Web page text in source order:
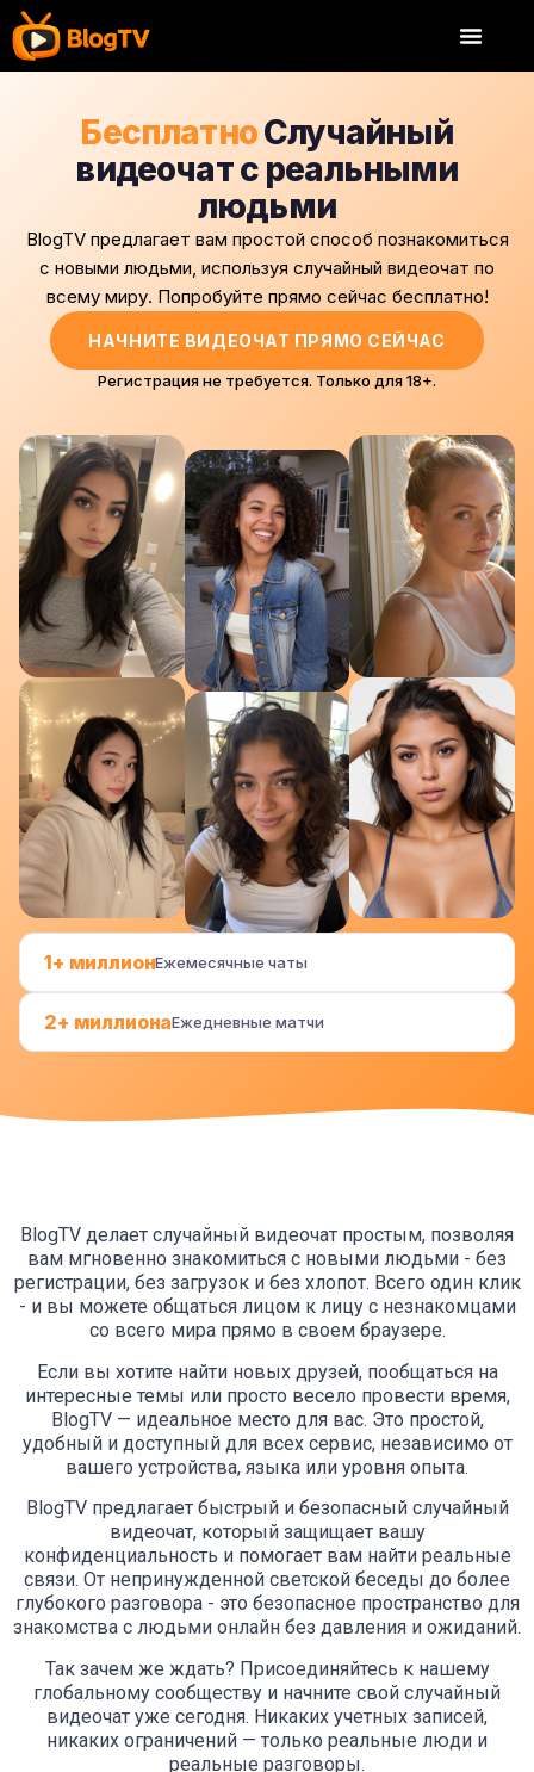
БесплатноСлучайный
видеочат с реальными
людьми
BlogTV предлагает вам простой способ познакомиться
с новыми людьми, используя случайный видеочат по
всему миру. Попробуйте прямо сейчас бесплатно!
НАЧНИТЕ ВИДЕОЧАТ ПРЯМО СЕЙЧАС
Регистрация не требуется. Только для 18+.
1+ миллионЕжемесячные чаты
2+ миллионаЕжедневные матчи
BlogTV делает случайный видеочат простым, позволяя
вам мгновенно знакомиться с новыми людьми - без
регистрации, без загрузок и без хлопот. Всего один клик
- и вы можете общаться лицом к лицу с незнакомцами
со всего мира прямо в своем браузере.
Если вы хотите найти новых друзей, пообщаться на
интересные темы или просто весело провести время,
BlogTV — идеальное место для вас. Это простой,
удобный и доступный для всех сервис, независимо от
вашего устройства, языка или уровня опыта.
BlogTV предлагает быстрый и безопасный случайный
видеочат, который защищает вашу
конфиденциальность и помогает вам найти реальные
связи. От непринужденной светской беседы до более
глубокого разговора - это безопасное пространство для
знакомства с людьми онлайн без давления и ожиданий.
Так зачем же ждать? Присоединяйтесь к нашему
глобальному сообществу и начните свой случайный
видеочат уже сегодня. Никаких учетных записей,
никаких ограничений — только реальные люди и
реальные разговоры.